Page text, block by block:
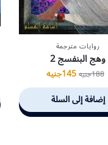
روايات مترجمة
وهج البنفسج 2
188جنيه145جنيه
إضافة إلى السلة